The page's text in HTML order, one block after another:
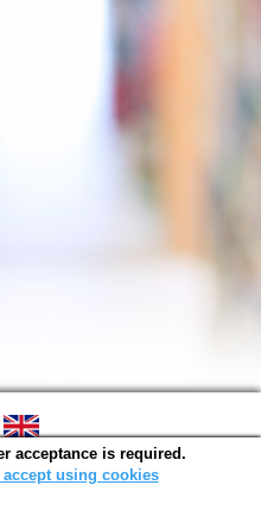
(2026-07-08)
0,0023 s.
acceptance is required.
accept using cookies